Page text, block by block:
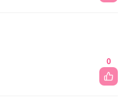
0